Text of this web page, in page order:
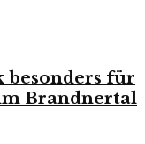
besonders für
Brandnertal